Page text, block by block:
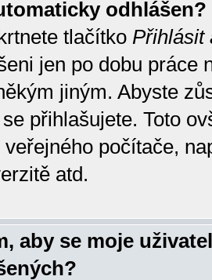
odhlášen?
tlačítko Přihlásit
jen po dobu práce
jiným. Abyste
přihlašujete. Toto
počítače,
atd.
aby se moje